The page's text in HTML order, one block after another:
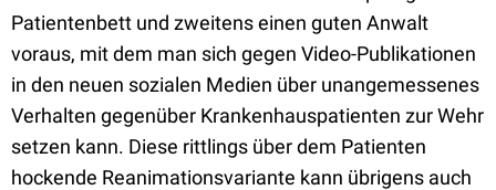
Patientenbett und zweitens einen guten Anwalt
voraus, mit dem man sich gegen Video-Publikationen
in den neuen sozialen Medien über unangemessenes
Verhalten gegenüber Krankenhauspatienten zur Wehr
setzen kann. Diese rittlings über dem Patienten
hockende Reanimationsvariante kann übrigens auch